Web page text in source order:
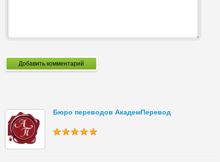
Добавить комментарий
Бюро переводов АкадемПеревод